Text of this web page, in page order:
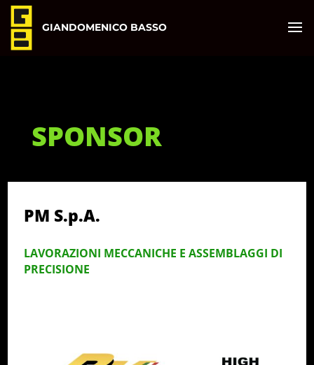
GIANDOMENICO BASSO
SPONSOR
PM S.p.A.
LAVORAZIONI MECCANICHE E ASSEMBLAGGI DI
PRECISIONE